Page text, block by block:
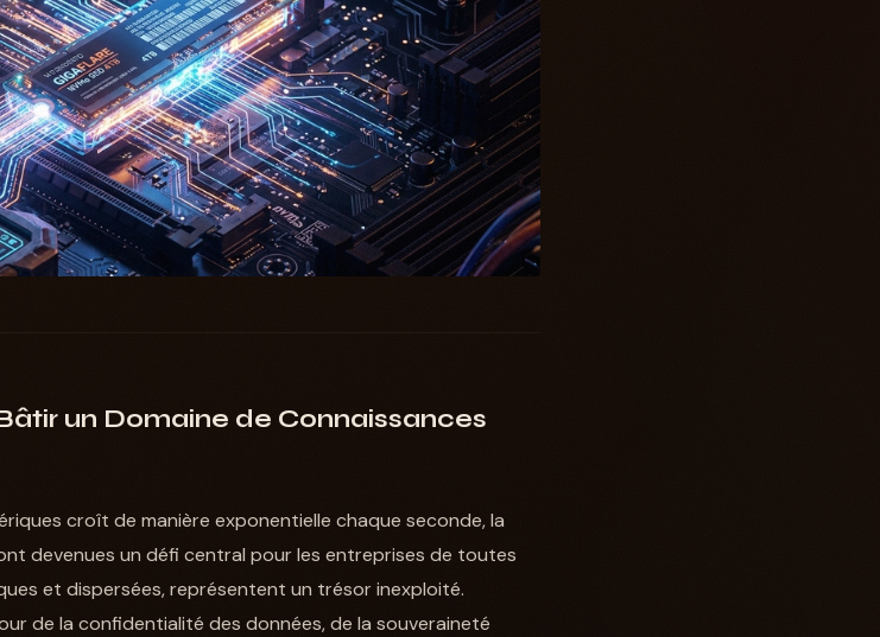
un Domaine de Connaissances
croît de manière exponentielle chaque seconde, la
devenues un défi central pour les entreprises de toutes
et dispersées, représentent un trésor inexploité.
de la confidentialité des données, de la souveraineté